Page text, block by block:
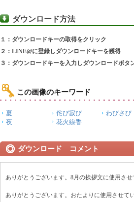
ダウンロード方法
１：ダウンロードキーの取得をクリック
２：LINE@に登録しダウンロードキーを獲得
３：ダウンロードキーを入力しダウンロードボタ
この画像のキーワード
夏 侘び寂び わびさび
夜
花火線香
ダウンロード コメント
ありがとうございます。8月の挨拶文に使用させ
ありがとうございます。おたよりに使用させて